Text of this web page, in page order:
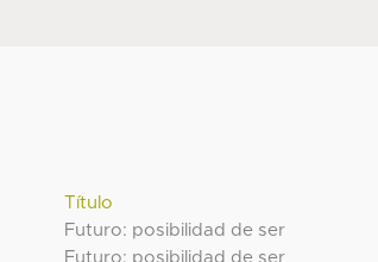
Título
Futuro: posibilidad de ser
Futuro: posibilidad de ser